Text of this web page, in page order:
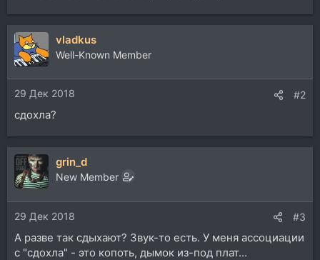
vladkus
Well-Known Member
29 Дек 2018 #2
сдохла?
grin_d
New Member
29 Дек 2018 #3
А разве так сдыхают? Звук-то есть. У меня ассоциации
с "сдохла" - это копоть, дымок из-под плат...